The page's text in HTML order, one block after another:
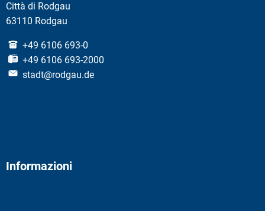
Città di Rodgau
63110 Rodgau
+49 6106 693-0
+49 6106 693-2000
stadt@rodgau.de
Informazioni